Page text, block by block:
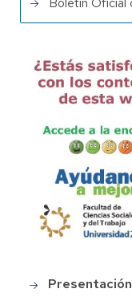
Presentación